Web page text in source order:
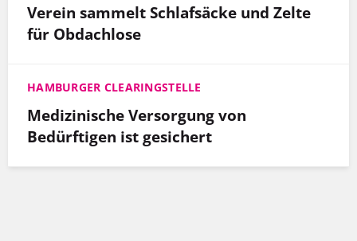
Verein sammelt Schlafsäcke und Zelte
für Obdachlose
HAMBURGER CLEARINGSTELLE
Medizinische Versorgung von
Bedürftigen ist gesichert